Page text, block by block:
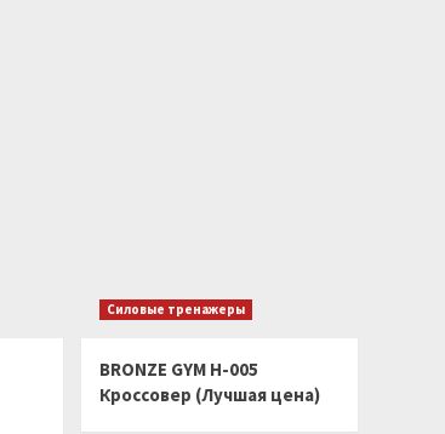
Силовые тренажеры
BRONZE GYM H-005
Кроссовер (Лучшая цена)